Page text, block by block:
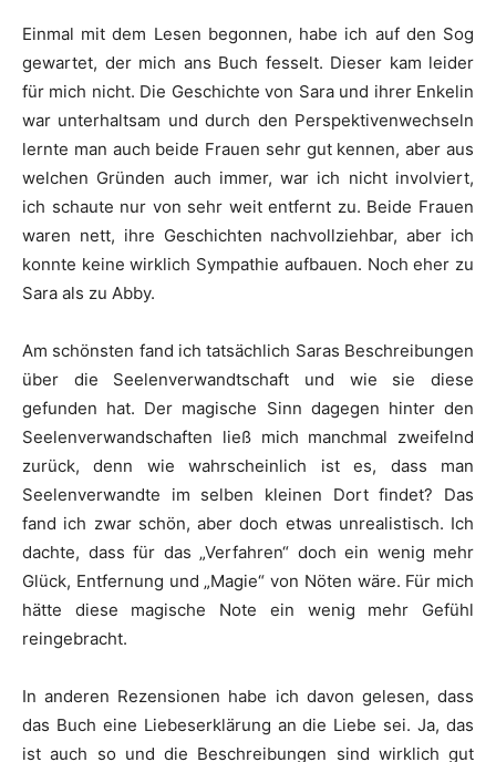
Einmal mit dem Lesen begonnen, habe ich auf den Sog
gewartet, der mich ans Buch fesselt. Dieser kam leider
für mich nicht. Die Geschichte von Sara und ihrer Enkelin
war unterhaltsam und durch den Perspektivenwechseln
lernte man auch beide Frauen sehr gut kennen, aber aus
welchen Gründen auch immer, war ich nicht involviert,
ich schaute nur von sehr weit entfernt zu. Beide Frauen
waren nett, ihre Geschichten nachvollziehbar, aber ich
konnte keine wirklich Sympathie aufbauen. Noch eher zu
Sara als zu Abby.
Am schönsten fand ich tatsächlich Saras Beschreibungen
über die Seelenverwandtschaft und wie sie diese
gefunden hat. Der magische Sinn dagegen hinter den
Seelenverwandschaften ließ mich manchmal zweifelnd
zurück, denn wie wahrscheinlich ist es, dass man
Seelenverwandte im selben kleinen Dort findet? Das
fand ich zwar schön, aber doch etwas unrealistisch. Ich
dachte, dass für das „Verfahren“ doch ein wenig mehr
Glück, Entfernung und „Magie“ von Nöten wäre. Für mich
hätte diese magische Note ein wenig mehr Gefühl
reingebracht.
In anderen Rezensionen habe ich davon gelesen, dass
das Buch eine Liebeserklärung an die Liebe sei. Ja, das
ist auch so und die Beschreibungen sind wirklich gut